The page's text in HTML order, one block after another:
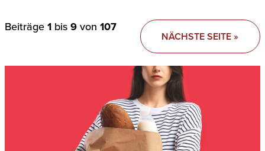
Beiträge1 bis9von 107
NÄCHSTE SEITE »